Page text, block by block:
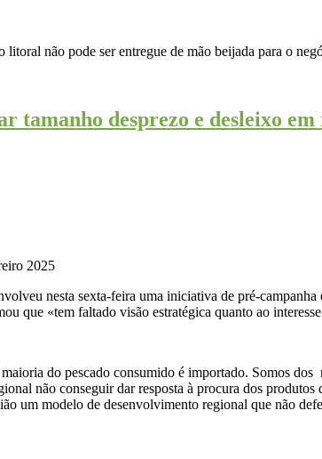
não pode ser entregue de mão beijada para o
tamanho desprezo e desleixo
2025
nesta sexta-feira uma iniciativa de pré-
que «tem faltado visão estratégica quanto ao
do pescado consumido é importado. Somos dos
não conseguir dar resposta à procura dos
um modelo de desenvolvimento regional que não